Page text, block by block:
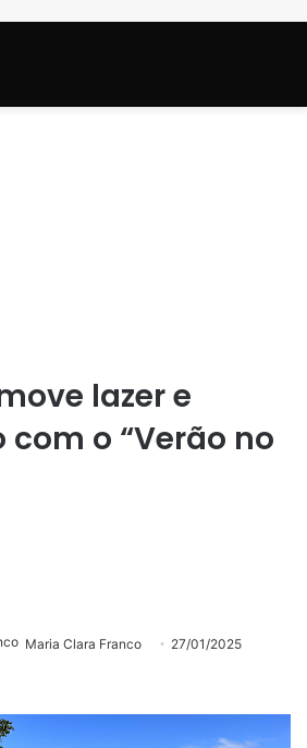
lazer e
o “Verão no
Maria Clara Franco 27/01/2025